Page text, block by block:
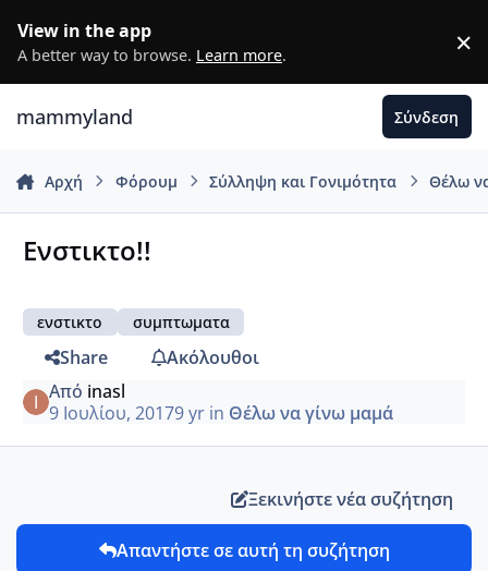
View in the app
A better way to browse. Learn more. ×
mammyland Σύνδεση
Αρχή Φόρουμ Σύλληψη και Γονιμότητα Θέλω
Ενστικτο!!
ενστικτο συμπτωματα
Share
Ακόλουθοι
Από inasl
9 Ιουλίου, 20179 yrin Θέλω να γίνω μαμά
Ξεκινήστε νέα συζήτηση
Απαντήστε σε αυτή τη συζήτηση